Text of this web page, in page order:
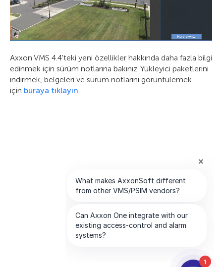
Axxon VMS 4.4'teki yeni özellikler hakkında daha fazla bilgi
edinmek için sürüm notlarına bakınız. Yükleyici paketlerini
indirmek, belgeleri ve sürüm notlarını görüntülemek
için buraya tıklayın
1